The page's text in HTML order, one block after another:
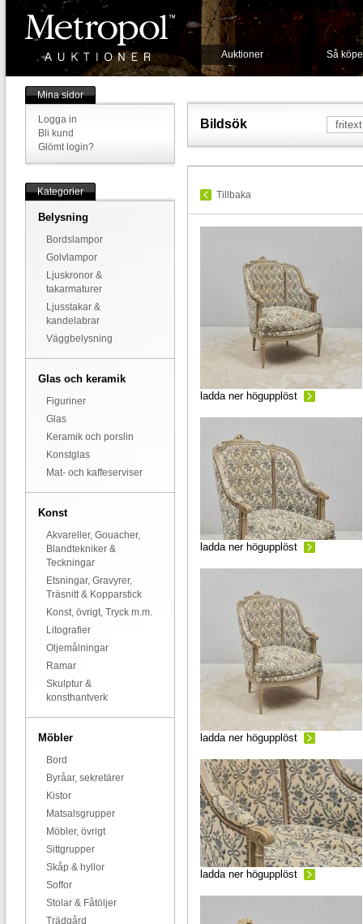
Auktioner Så
Mina sidor
Logga in
Bli kund
Glömt login?
Kategorier
Belysning
Bordslampor
Golvlampor
Ljuskronor &
takarmaturer
Ljusstakar &
kandelabrar
Väggbelysning
Glas och keramik
Figuriner
Glas
Keramik och porslin
Konstglas
Mat- och kaffeserviser
Konst
Akvareller, Gouacher,
Blandtekniker &
Teckningar
Etsningar, Gravyrer,
Träsnitt & Kopparstick
Konst, övrigt, Tryck m.m.
Litografier
Oljemålningar
Ramar
Skulptur &
konsthantverk
Möbler
Bord
Byråar, sekretärer
Kistor
Matsalsgrupper
Möbler, övrigt
Sittgrupper
Skåp & hyllor
Soffor
Stolar & Fåtöljer
Trädgård
Bildsök
Tillbaka
ladda ner högupplöst
ladda ner högupplöst
ladda ner högupplöst
ladda ner högupplöst